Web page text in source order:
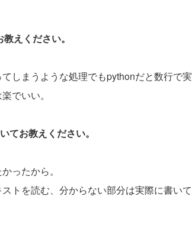
えください。
しまうような処理でもpythonだと数行で実
でいい。
てお教えください。
ったから。
トを読む、分からない部分は実際に書いて